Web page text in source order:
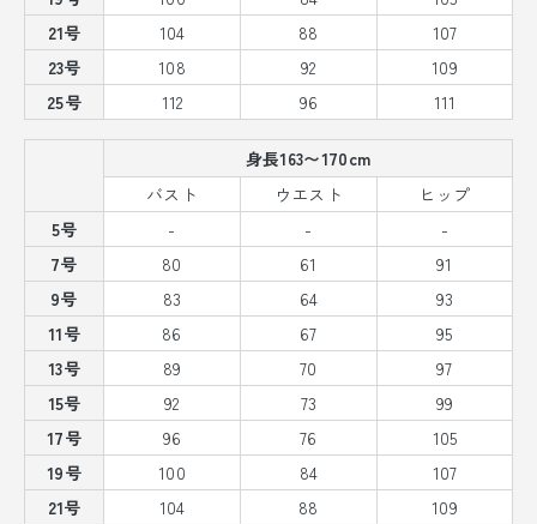
21号
104 88
107
23号
108 92
109
25号
112 96 111
身長163〜170cm
バスト
ウエスト
ヒップ
5号
- -
-
7号
80 61
91
9号
83 64
93
11号
86 67
95
13号
89 70
97
15号
92 73
99
17号
96 76
105
19号
100 84
107
21号
104 88
109